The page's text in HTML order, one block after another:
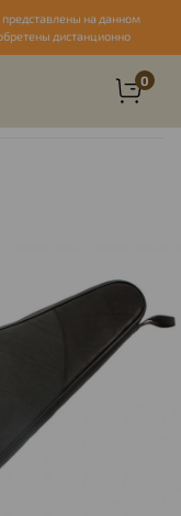
на данном
дистанционно
0